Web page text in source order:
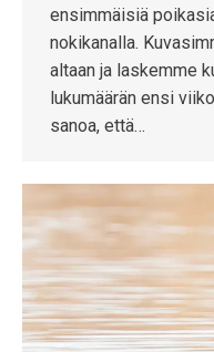
ensimmäisiä
nokikanalla.
altaan ja laskemme
lukumäärän ensi
sanoa, että…